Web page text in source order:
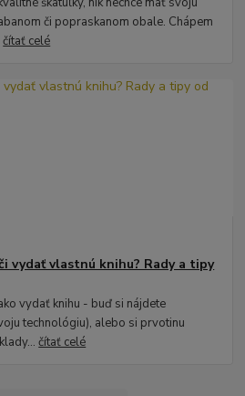
či popraskanom obale. Chápem
čítať celé
vydať vlastnú knihu? Rady a tipy
vydať knihu - buď si nájdete
technológiu), alebo si prvotinu
čítať celé